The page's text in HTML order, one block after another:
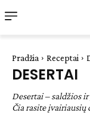
Pradžia Receptai
DESERTAI
Desertai – saldžios
Čia rasite įvairiausių